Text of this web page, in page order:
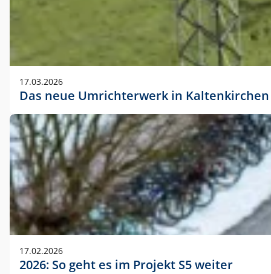
17.03.2026
Das neue Umrichterwerk in Kaltenkirchen
17.02.2026
2026: So geht es im Projekt S5 weiter